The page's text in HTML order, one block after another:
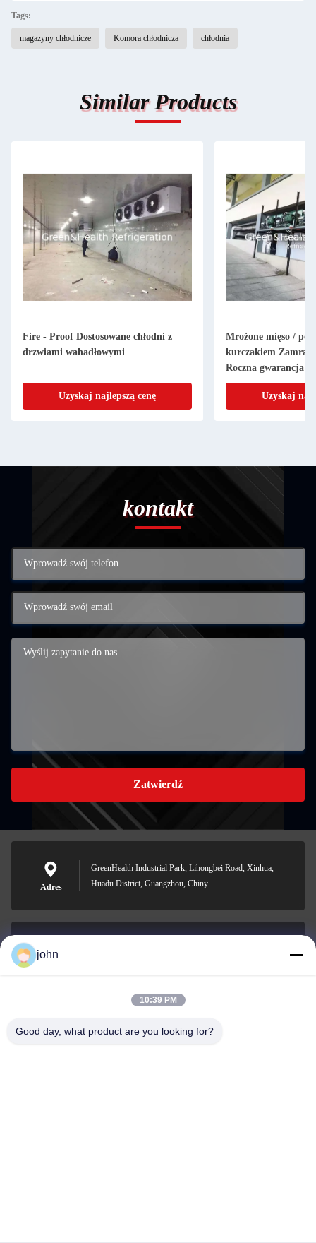
Tags:
magazyny chłodnicze Komora chłodnicza chłodnia
Similar Products
Fire - Proof Dostosowane chłodni z
drzwiami wahadłowymi
Uzyskaj najlepszą cenę
Mrożone mięso /
kurczakiem
Roczna gwarancja
Uzyskaj
kontakt
Zatwierdź
Adres
GreenHealth Industrial Park, Lihongbei Road, Xinhua,
Huadu District, Guangzhou, Chiny
0086-153-7406-6785
john
10:39 PM
Good day, what product are you looking for?